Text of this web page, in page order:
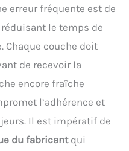
erreur fréquente est de
le temps de
Chaque couche doit
de recevoir la
encore fraîche
l’adhérence et
Il est impératif de
du fabricantqui